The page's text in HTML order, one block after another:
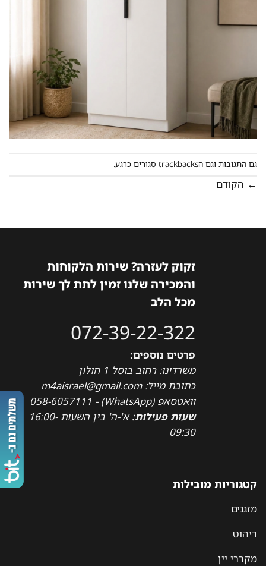
גם התגובות וגם הtrackbacks סגורים כרגע.
← הקודם
זקוק לעזרה? שירות הלקוחות
והמכירה שלנו זמין לתת לך שירות
מכל הלב
072-39-22-322
פרטים נוספים:
משרדינו: רחוב בוסל 1 חולון
כתובת מייל: m4aisrael@gmail.com
וואטסאפ (WhatsApp) - 058-6057111
שעות פעילות:
א'-ה' בין השעות 16:00-
09:30
קטגוריות מובילות
מזגנים
ריהוט
מקררי יין